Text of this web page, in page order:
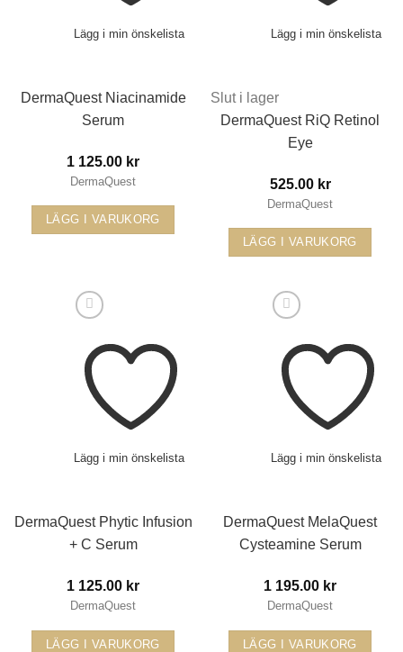
Lägg i min önskelista
DermaQuest Niacinamide
Serum
1 125.00 kr
DermaQuest
LÄGG I VARUKORG
Lägg i min önskelista
Slut i lager
DermaQuest RiQ Retinol
Eye
525.00 kr
DermaQuest
LÄGG I VARUKORG
Lägg i min önskelista
DermaQuest Phytic Infusion
+ C Serum
1 125.00 kr
DermaQuest
LÄGG I VARUKORG
Lägg i min önskelista
DermaQuest MelaQuest
Cysteamine Serum
1 195.00 kr
DermaQuest
LÄGG I VARUKORG